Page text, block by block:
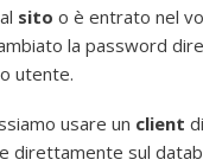
al sito o è entrato nel
la password
utente.
usare un client di
direttamente sul